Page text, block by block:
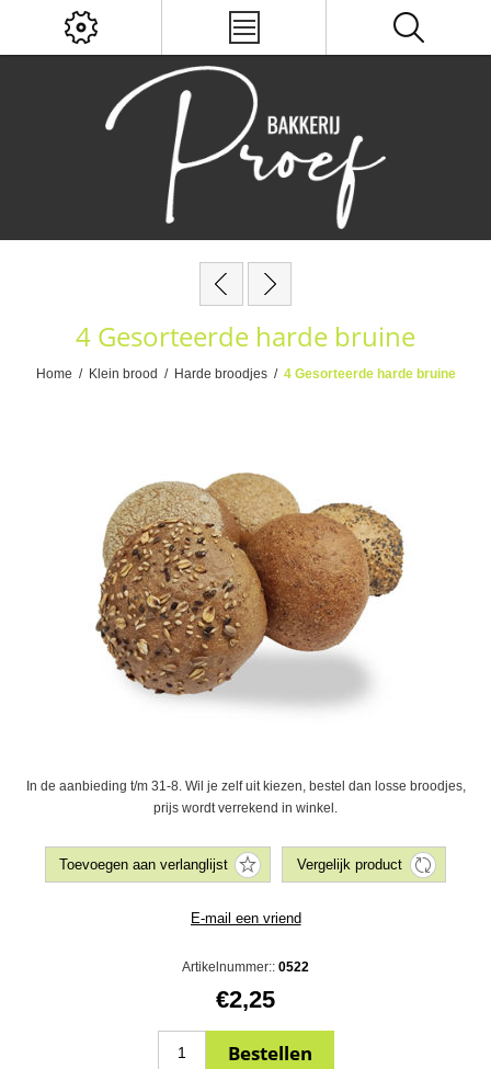
4 Gesorteerde harde bruine
Home / Klein brood / Harde broodjes / 4 Gesorteerde harde bruine
In de aanbieding t/m 31-8. Wil je zelf uit kiezen, bestel dan losse broodjes,
prijs wordt verrekend in winkel.
Artikelnummer:: 0522
€2,25